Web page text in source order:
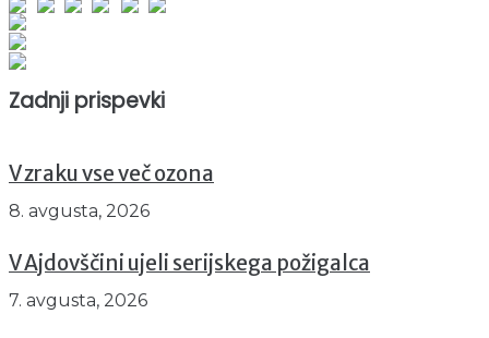
Zadnji prispevki
V zraku vse več ozona
8. avgusta, 2026
V Ajdovščini ujeli serijskega požigalca
7. avgusta, 2026